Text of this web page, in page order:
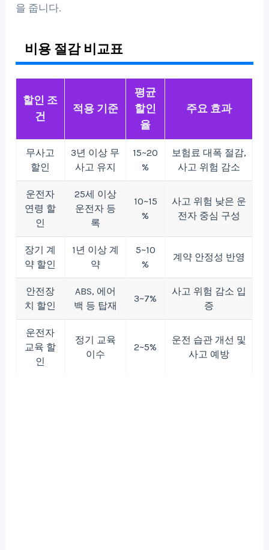
을 줍니다.
비용 절감 비교표
할인 조
건
적용 기준
평균
할인
율
주요 효과
무사고
할인
3년 이상 무
사고 유지
15~20
%
보험료 대폭 절감,
사고 위험 감소
운전자
연령 할
인
25세 이상
운전자 등
록
10~15
%
사고 위험 낮은 운
전자 중심 구성
장기 계
약 할인
1년 이상 계
약
5~10
%
계약 안정성 반영
안전장
치 할인
ABS, 에어
백 등 탑재
3~7%
사고 위험 감소 입
증
운전자
교육 할
인
정기 교육
이수
2~5%
운전 습관 개선 및
사고 예방